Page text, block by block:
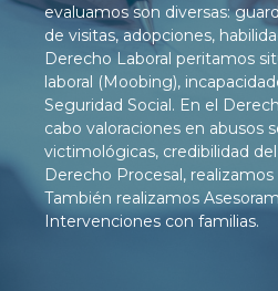
evaluamos son diversas:
de visitas, adopciones,
Derecho Laboral peritamos
laboral (Moobing),
Seguridad Social. En el
cabo valoraciones en abusos
victimológicas, credibilidad
Derecho Procesal,
También realizamos
Intervenciones con familias.